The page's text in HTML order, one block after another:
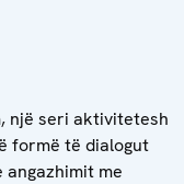
një seri aktivitetesh
formë të dialogut
me